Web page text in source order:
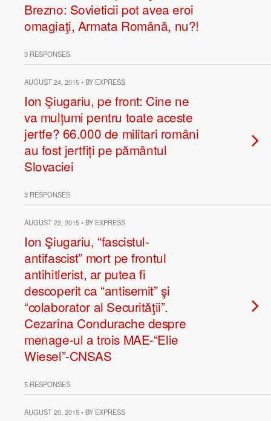
Brezno: Sovieticii pot avea eroi
omagiaţi, Armata Română, nu?!
3 RESPONSES
AUGUST 24, 2015 • BY EXPRESS
Ion Şiugariu, pe front: Cine ne
va mulțumi pentru toate aceste
jertfe? 66.000 de militari români
au fost jertfiți pe pământul
Slovaciei
3 RESPONSES
AUGUST 22, 2015 • BY EXPRESS
Ion Şiugariu, “fascistul-
antifascist” mort pe frontul
antihitlerist, ar putea fi
descoperit ca “antisemit” şi
“colaborator al Securităţii”.
Cezarina Condurache despre
menage-ul a trois MAE-“Elie
Wiesel”-CNSAS
5 RESPONSES
AUGUST 20, 2015 • BY EXPRESS